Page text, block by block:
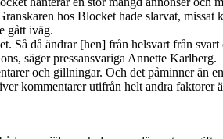
hos Blocket hade slarvat,
gått iväg.
Så då ändrar [hen] från helsvart från
säger pressansvariga Annette Karlberg.
och gillningar. Och det påminner än
kommentarer utifrån helt andra faktorer